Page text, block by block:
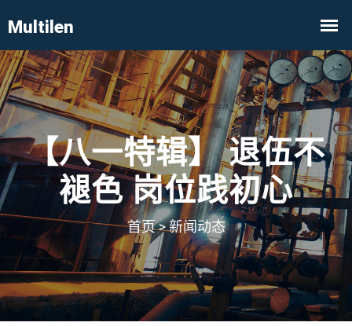
【八一特辑】 退伍不
褪色 岗位践初心
首页>新闻动态